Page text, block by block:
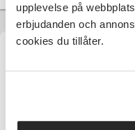
upplevelse på
erbjudanden och
cookies du tillåter.